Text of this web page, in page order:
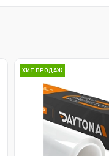
ХИТ ПРОДАЖ